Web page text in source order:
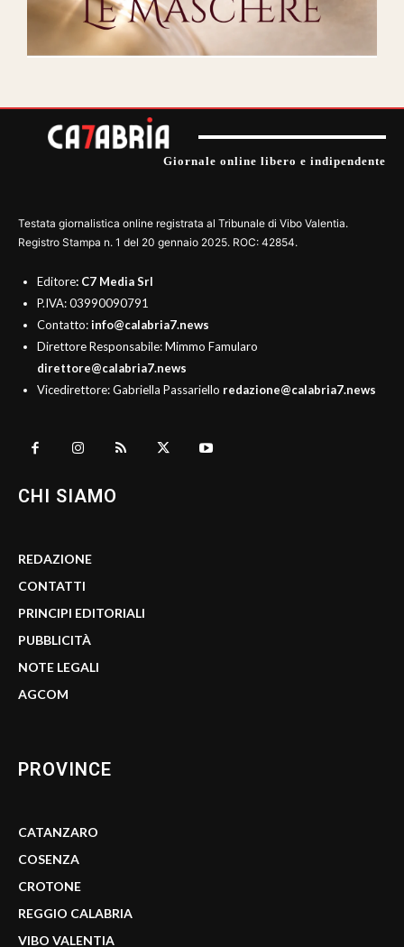
Giornale online libero e indipendente
Testata giornalistica online registrata al Tribunale di Vibo Valentia.
Registro Stampa n. 1 del 20 gennaio 2025. ROC: 42854.
Editore: C7 Media Srl
P.IVA: 03990090791
Contatto:info@calabria7.news
Direttore Responsabile: Mimmo Famularo
direttore@calabria7.news
Vicedirettore: Gabriella Passariello redazione@calabria7.news
CHI SIAMO
REDAZIONE
CONTATTI
PRINCIPI EDITORIALI
PUBBLICITÀ
NOTE LEGALI
AGCOM
PROVINCE
CATANZARO
COSENZA
CROTONE
REGGIO CALABRIA
VIBO VALENTIA